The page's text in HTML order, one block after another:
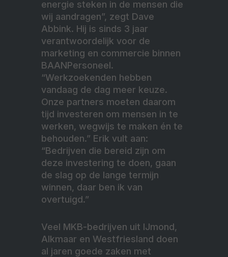
energie steken in de mensen die
wij aandragen”, zegt Dave
Abbink. Hij is sinds 3 jaar
verantwoordelijk voor de
marketing en commercie binnen
BAANPersoneel.
“Werkzoekenden hebben
vandaag de dag meer keuze.
Onze partners moeten daarom
tijd investeren om mensen in te
werken, wegwijs te maken én te
behouden.” Erik vult aan:
“Bedrijven die bereid zijn om
deze investering te doen, gaan
de slag op de lange termijn
winnen, daar ben ik van
overtuigd.”
Veel MKB-bedrijven uit IJmond,
Alkmaar en Westfriesland doen
al jaren goede zaken met